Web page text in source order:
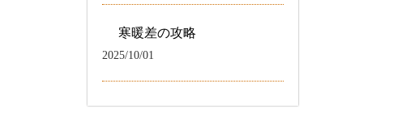
寒暖差の攻略
2025/10/01